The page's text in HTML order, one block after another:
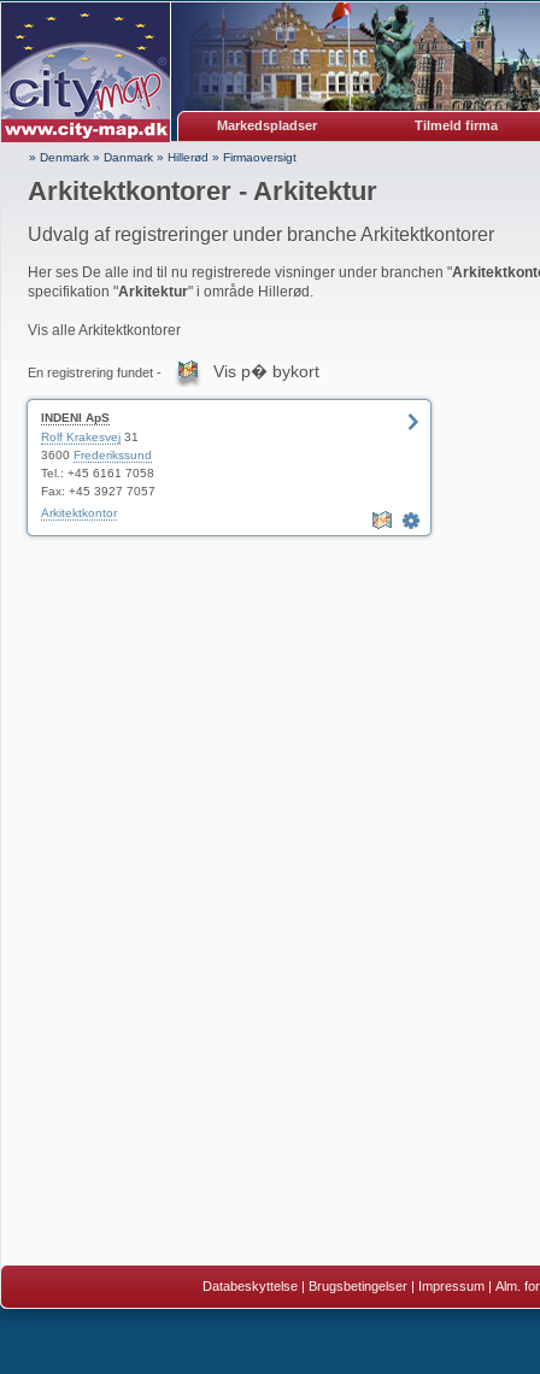
Markedspladser Tilmeld firma
» Denmark » Danmark » Hillerød » Firmaoversigt
Arkitektkontorer - Arkitektur
Udvalg af registreringer under branche Arkitektkontorer
Her ses De alle ind til nu registrerede visninger under branchen "
specifikation "Arkitektur" i område Hillerød.
Vis alle Arkitektkontorer
En registrering fundet - Vis p� bykort
INDENI ApS
Rolf Krakesvej 31
3600 Frederikssund
Tel.: +45 6161 7058
Fax: +45 3927 7057
Arkitektkontor
Databeskyttelse | Brugsbetingelser | Impressum | Alm.